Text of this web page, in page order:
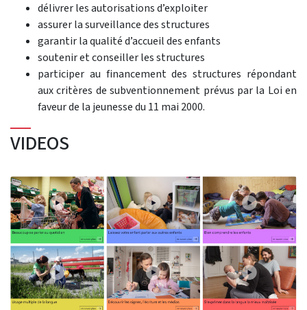
délivrer les autorisations d’exploiter
assurer la surveillance des structures
garantir la qualité d’accueil des enfants
soutenir et conseiller les structures
participer au financement des structures répondant
aux critères de subventionnement prévus par la Loi en
faveur de la jeunesse du 11 mai 2000.
VIDEOS